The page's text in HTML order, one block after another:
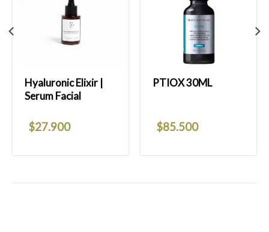
Hyaluronic Elixir |
Serum Facial
$27.900
PTIOX 30ML
$85.500